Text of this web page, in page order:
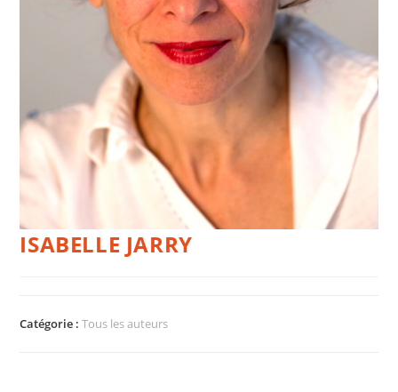
ISABELLE JARRY
Catégorie :Tous les auteurs